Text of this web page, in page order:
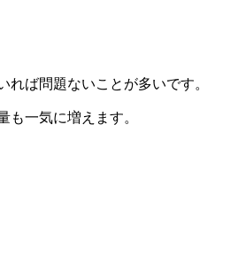
ば問題ないことが多いです。
一気に増えます。